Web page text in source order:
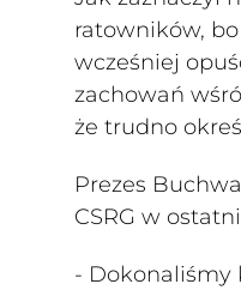
ratowników,
wcześniej
zachowań
że trudno
Prezes
CSRG w
- Dokonaliśmy